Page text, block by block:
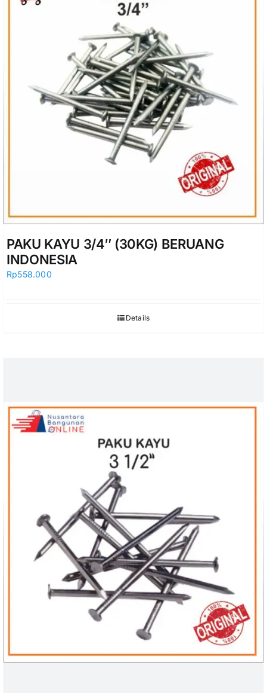
PAKU KAYU 3/4″ (30KG) BERUANG
INDONESIA
Rp558.000
Details